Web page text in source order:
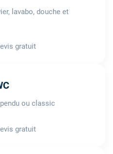
lavabo, douche et
gratuit
ou classic
gratuit